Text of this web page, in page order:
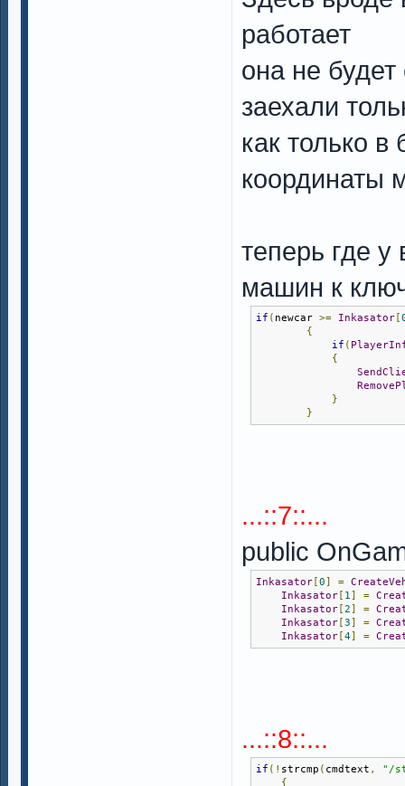
работает
она не будет
заехали
как только в
координаты
теперь где у
машин к
if ( newcar >= Inkasator [
{
if (
{
}
}
...::7::...
public
Inkasator [0] =
Inkasator [ 1 ] =
Inkasator [2] =
Inkasator [3] =
Inkasator [4] =
...::8::...
if (! strcmp ( cmdtext ,
"/
{